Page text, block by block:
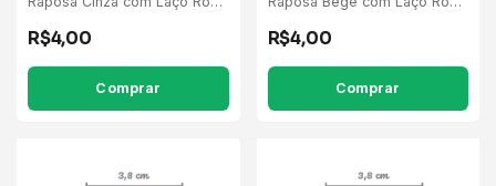
Unidades
R$4,00
Unidades
R$4,00